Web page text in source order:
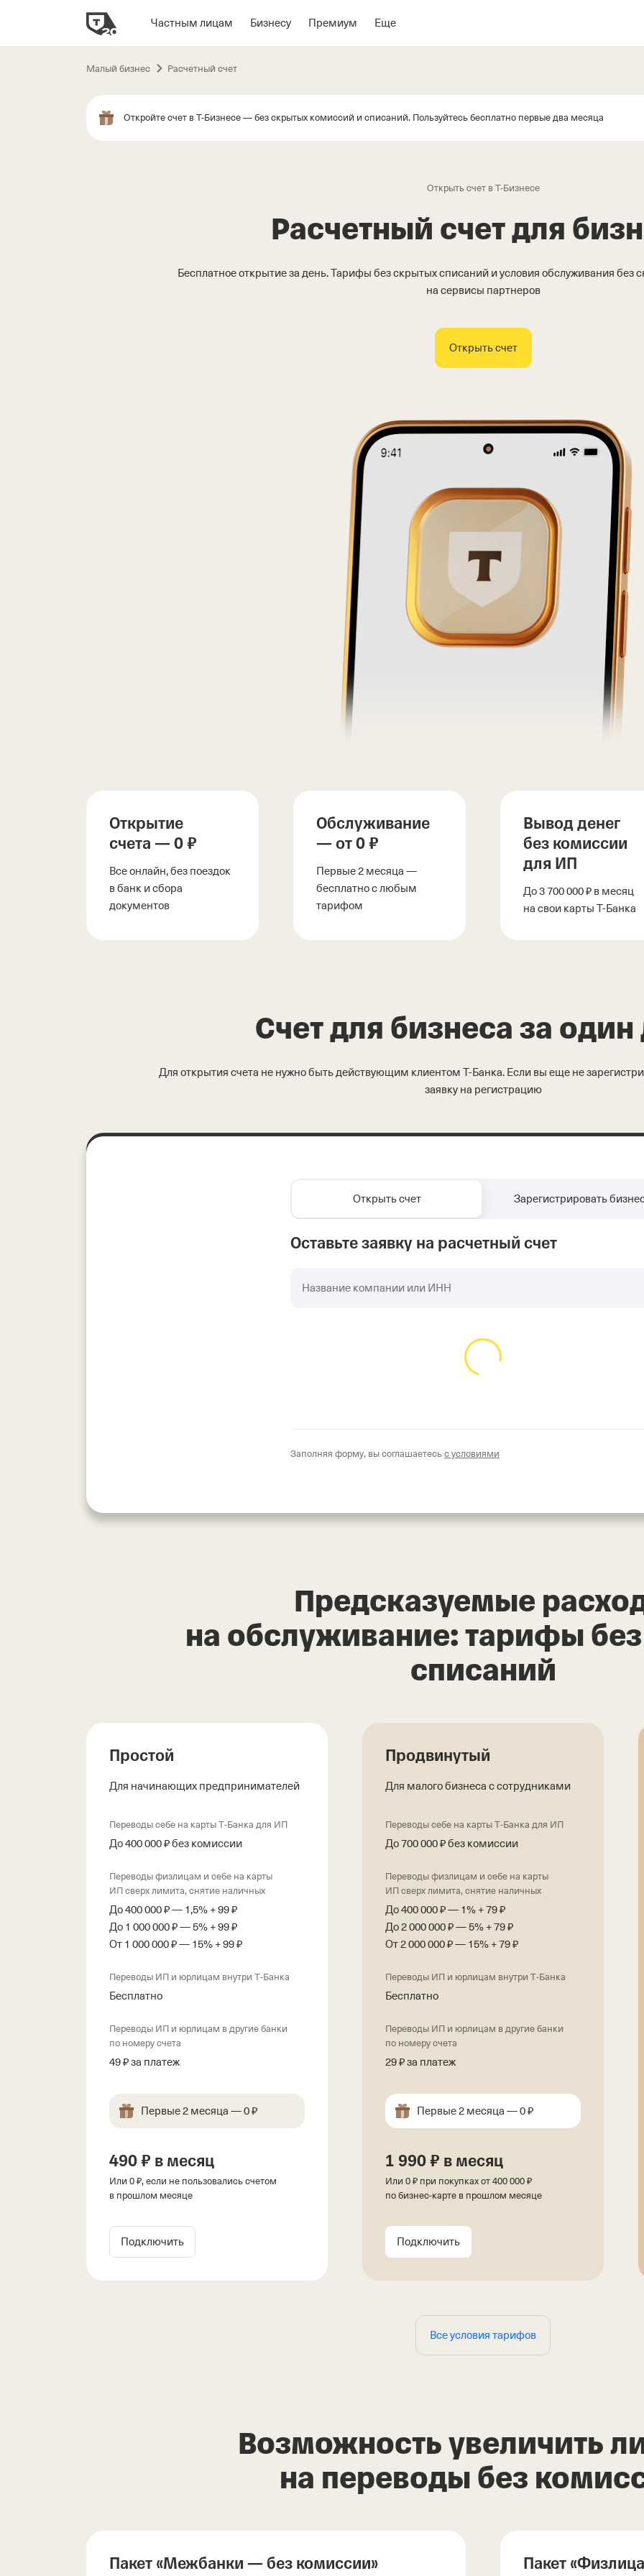
Частным лицам Бизнесу Премиум Еще
Малый бизнес Расчетный счет
Откройте счет в Т-Бизнесе — без скрытых комиссий и списаний. Пользуйтесь бесплатно первые два месяца
Открыть счет в Т-Бизнесе
Расчетный счет для
Бесплатное открытие за день. Тарифы без скрытых списаний и условия обслуживания без
на сервисы партнеров
Открыть счет
Открытие
счета — 0 ₽
Все онлайн, без поездок
в банк и сбора
документов
Обслуживание
— от 0 ₽
Первые 2 месяца —
бесплатно с любым
тарифом
Вывод денег
без комиссии
для ИП
До 3 700 000 ₽ в месяц
на свои карты Т-Банка
Счет для бизнеса за один
Для открытия счета не нужно быть действующим клиентом Т-Банка. Если вы еще не
заявку на регистрацию
Открыть счет Зарегистрировать
Оставьте заявку на расчетный счет
Название компании или ИНН
Заполняя форму, вы соглашаетесь с условиями
Предсказуемые
на обслуживание: тарифы
списаний
Простой
Для начинающих предпринимателей
Переводы себе на карты Т‑Банка для ИП
До 400 000 ₽ без комиссии
Переводы физлицам и себе на карты
ИП сверх лимита, снятие наличных
До 400 000 ₽ — 1,5% + 99 ₽
До 1 000 000 ₽ — 5% + 99 ₽
От 1 000 000 ₽ — 15% + 99 ₽
Переводы ИП и юрлицам внутри Т‑Банка
Бесплатно
Переводы ИП и юрлицам в другие банки
по номеру счета
49 ₽ за платеж
Первые 2 месяца — 0 ₽
490 ₽ в месяц
Или 0 ₽, если не пользовались счетом
в прошлом месяце
Подключить
Продвинутый
Для малого бизнеса с сотрудниками
Переводы себе на карты Т‑Банка для ИП
До 700 000 ₽ без комиссии
Переводы физлицам и себе на карты
ИП сверх лимита, снятие наличных
До 400 000 ₽ — 1% + 79 ₽
До 2 000 000 ₽ — 5% + 79 ₽
От 2 000 000 ₽ — 15% + 79 ₽
Переводы ИП и юрлицам внутри Т‑Банка
Бесплатно
Переводы ИП и юрлицам в другие банки
по номеру счета
29 ₽ за платеж
Первые 2 месяца — 0 ₽
1 990 ₽ в месяц
Или 0 ₽ при покупках от 400 000 ₽
по бизнес-карте в прошлом месяце
Подключить
Все условия тарифов
Возможность увеличить
на переводы без
Пакет «Межбанки — без комиссии» Пакет